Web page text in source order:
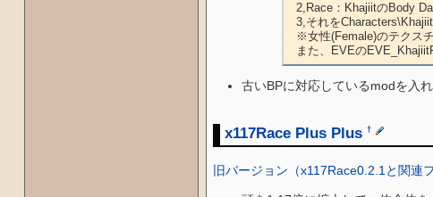
  2,Race：KhajiitのBody Data、男性(Male)の足(Foot)の部分を確認。ディフォだとCharacters\Khajiit\Male\FootMale.ddsになっている。
  3,それをCharacters\Khajiit\Male\RTFootMale.ddsに指定し直し、Saveして終了。
また、EVEの
古いBPに対応しているmodを入
x117Race Plus Plus †
旧バージョン（x117Race0.2.1と関連